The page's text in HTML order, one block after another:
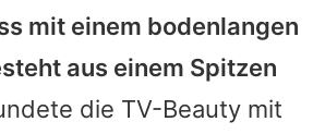
mit einem bodenlangen
aus einem Spitzen
die TV-Beauty mit